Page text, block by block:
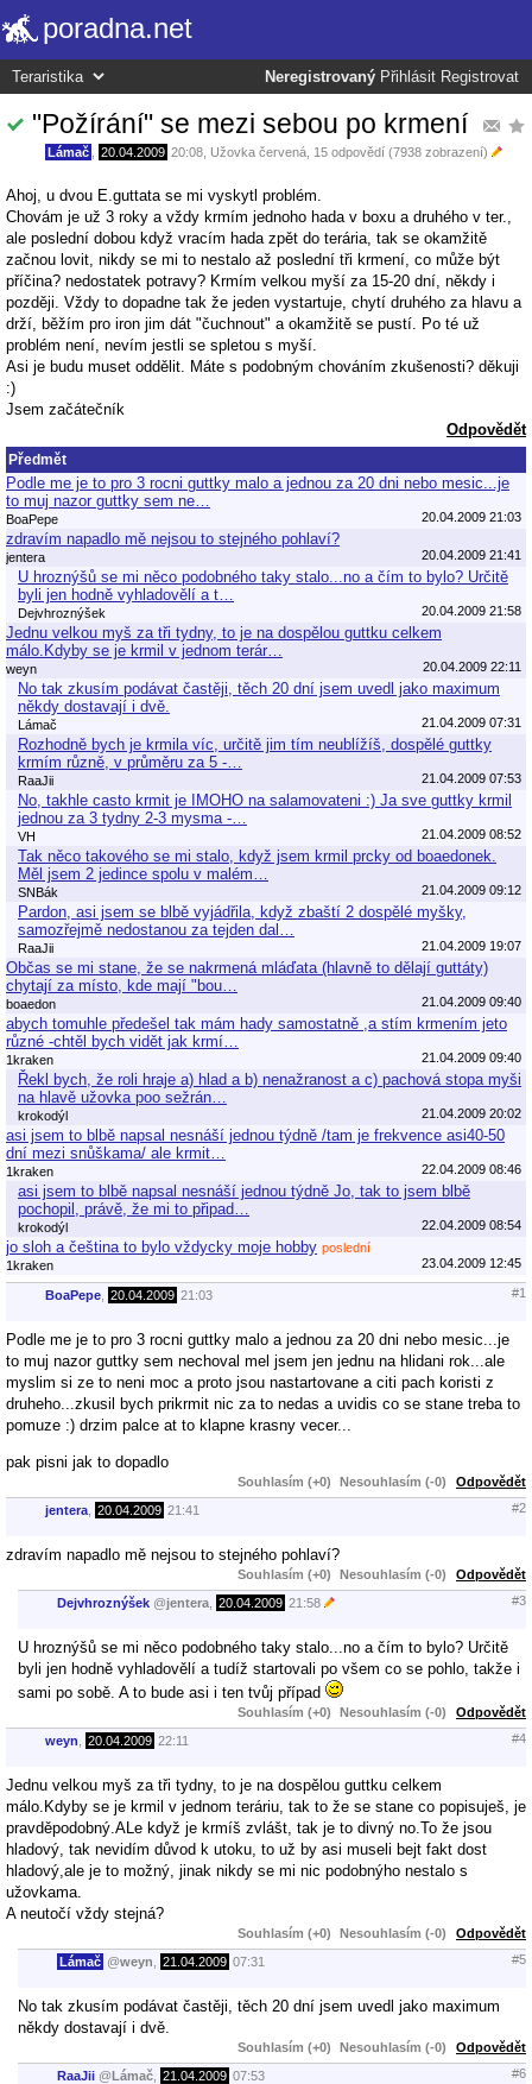
poradna.net
Neregistrovaný Přihlásit Registrovat
"Požírání" se mezi sebou po krmení
Lámač 20.04.2009 20:08 Užovka červená , 15 odpovědí (7938 zobrazení)
Ahoj, u dvou E.guttata se mi vyskytl problém.
Chovám je už 3 roky a vždy krmím jednoho hada v boxu a druhého v ter.,
ale poslední dobou když vracím hada zpět do terária, tak se okamžitě
začnou lovit, nikdy se mi to nestalo až poslední tři krmení, co může být
příčina? nedostatek potravy? Krmím velkou myší za 15-20 dní, někdy i
později. Vždy to dopadne tak že jeden vystartuje, chytí druhého za hlavu a
drží, běžím pro iron jim dát "čuchnout" a okamžitě se pustí. Po té už
problém není, nevím jestli se spletou s myší.
Asi je budu muset oddělit. Máte s podobným chováním zkušenosti? děkuji
:)
Jsem začátečník
Odpovědět
Předmět
Podle me je to pro 3 rocni guttky malo a jednou za 20 dni nebo mesic...je
to muj nazor guttky sem ne…
BoaPepe 20.04.2009 21:03
zdravím napadlo mě nejsou to stejného pohlaví?
jentera 20.04.2009 21:41
U hroznýšů se mi něco podobného taky stalo...no a čím to bylo? Určitě
byli jen hodně vyhladovělí a t…
Dejvhroznýšek 20.04.2009 21:58
Jednu velkou myš za tři tydny, to je na dospělou guttku celkem
málo.Kdyby se je krmil v jednom terár…
weyn 20.04.2009 22:11
No tak zkusím podávat častěji, těch 20 dní jsem uvedl jako maximum
někdy dostavají i dvě.
Lámač 21.04.2009 07:31
Rozhodně bych je krmila víc, určitě jim tím neublížíš, dospělé guttky
krmím různě, v průměru za 5 -…
RaaJii 21.04.2009 07:53
No, takhle casto krmit je IMOHO na salamovateni :) Ja sve guttky krmil
jednou za 3 tydny 2-3 mysma -…
VH 21.04.2009 08:52
Tak něco takového se mi stalo, když jsem krmil prcky od boaedonek.
Měl jsem 2 jedince spolu v malém…
SNBák 21.04.2009 09:12
Pardon, asi jsem se blbě vyjádřila, když zbaští 2 dospělé myšky,
samozřejmě nedostanou za tejden dal…
RaaJii 21.04.2009 19:07
Občas se mi stane, že se nakrmená mláďata (hlavně to dělají guttáty)
chytají za místo, kde mají "bou…
boaedon 21.04.2009 09:40
abych tomuhle předešel tak mám hady samostatně ,a stím krmením jeto
různé -chtěl bych vidět jak krmí…
1kraken 21.04.2009 09:40
Řekl bych, že roli hraje a) hlad a b) nenažranost a c) pachová stopa myši
na hlavě užovka poo sežrán…
krokodýl 21.04.2009 20:02
asi jsem to blbě napsal nesnáší jednou týdně /tam je frekvence asi40-50
dní mezi snůškama/ ale krmit…
1kraken 22.04.2009 08:46
asi jsem to blbě napsal nesnáší jednou týdně Jo, tak to jsem blbě
pochopil, právě, že mi to připad…
krokodýl 22.04.2009 08:54
jo sloh a čeština to bylo vždycky moje hobby poslední
1kraken
23.04.2009 12:45
BoaPepe 20.04.2009 21:03 #1
Podle me je to pro 3 rocni guttky malo a jednou za 20 dni nebo mesic...je
to muj nazor guttky sem nechoval mel jsem jen jednu na hlidani rok...ale
myslim si ze to neni moc a proto jsou nastartovane a citi pach koristi z
druheho...zkusil bych prikrmit nic za to nedas a uvidis co se stane treba to
pomuze :) drzim palce at to klapne krasny vecer...
pak pisni jak to dopadlo
Souhlasím (+0) Nesouhlasím (-0) Odpovědět
jentera 20.04.2009 21:41 #2
zdravím napadlo mě nejsou to stejného pohlaví?
Souhlasím (+0) Nesouhlasím (-0) Odpovědět
Dejvhroznýšek @jentera 20.04.2009 21:58 #3
U hroznýšů se mi něco podobného taky stalo...no a čím to bylo? Určitě
byli jen hodně vyhladovělí a tudíž startovali po všem co se pohlo, takže i
sami po sobě. A to bude asi i ten tvůj případ
Souhlasím (+0) Nesouhlasím (-0) Odpovědět
weyn 20.04.2009 22:11 #4
Jednu velkou myš za tři tydny, to je na dospělou guttku celkem
málo.Kdyby se je krmil v jednom teráriu, tak to že se stane co popisuješ, je
pravděpodobný.ALe když je krmíš zvlášt, tak je to divný no.To že jsou
hladový, tak nevidím důvod k utoku, to už by asi museli bejt fakt dost
hladový,ale je to možný, jinak nikdy se mi nic podobnýho nestalo s
užovkama.
A neutočí vždy stejná?
Souhlasím (+0) Nesouhlasím (-0) Odpovědět
Lámač @weyn 21.04.2009 07:31 #5
No tak zkusím podávat častěji, těch 20 dní jsem uvedl jako maximum
někdy dostavají i dvě.
Souhlasím (+0) Nesouhlasím (-0) Odpovědět
RaaJii @Lámač 21.04.2009 07:53 #6